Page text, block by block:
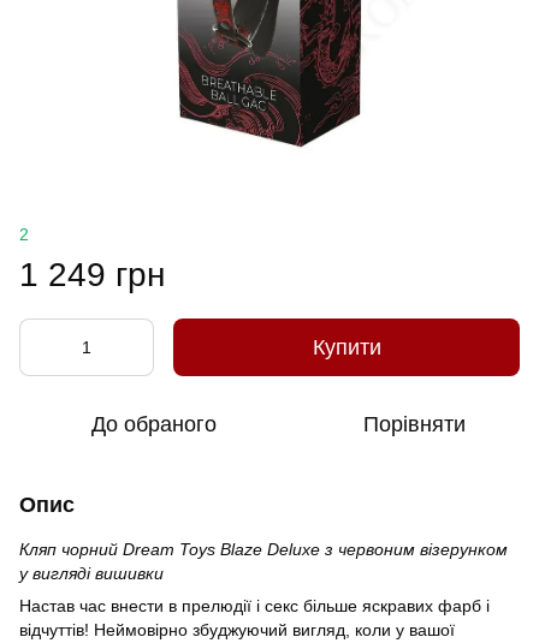
2
1 249 грн
Купити
До обраного Порівняти
Опис
Кляп чорний Dream Toys Blaze Deluxe з червоним візерунком
у вигляді вишивки
Настав час внести в прелюдії і секс більше яскравих фарб і
відчуттів! Неймовірно збуджуючий вигляд, коли у вашої